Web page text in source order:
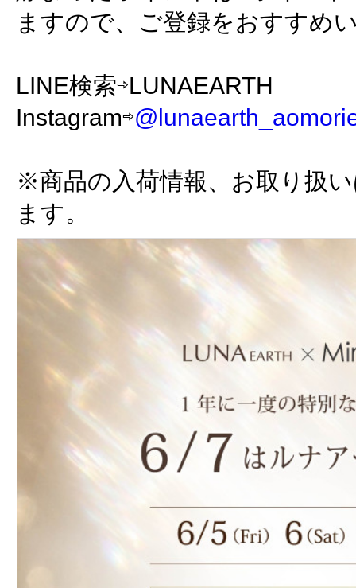
ますので、ご登録をおすすめ
LINE検索⇨LUNAEARTH
Instagram⇨
※商品の入荷情報、お取り扱
ます。